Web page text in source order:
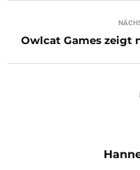
Owlcat Games zeigt